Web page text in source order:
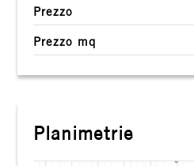
Prezzo
Prezzo mq
Planimetrie